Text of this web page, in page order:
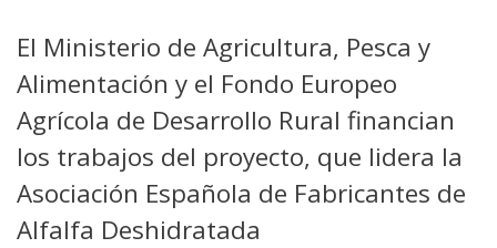
El Ministerio de Agricultura, Pesca y
Alimentación y el Fondo Europeo
Agrícola de Desarrollo Rural financian
los trabajos del proyecto, que lidera la
Asociación Española de Fabricantes de
Alfalfa Deshidratada